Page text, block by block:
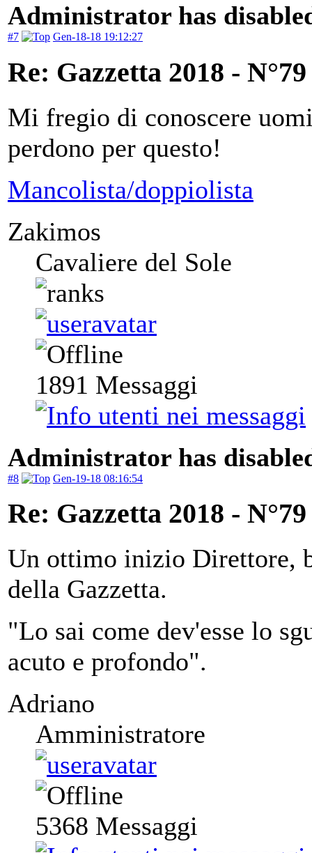
Administrator has
#7 Gen-18-18 19:12:27
Re: Gazzetta 2018 - N°79
Mi fregio di conoscere
perdono per questo!
Mancolista/doppiolista
Zakimos
Cavaliere del Sole
1891 Messaggi
Administrator has
#8 Gen-19-18 08:16:54
Re: Gazzetta 2018 - N°79
Un ottimo inizio Direttore,
della Gazzetta.
"Lo sai come dev'esse lo
acuto e profondo".
Adriano
Amministratore
5368 Messaggi